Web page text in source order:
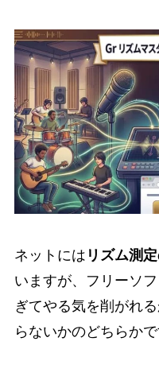
ネットには リズム測
いますが、フリーソ
ぎてやる気を削がれ
らないかのどちらかで